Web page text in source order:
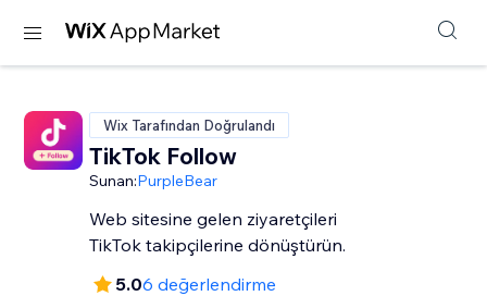
Wix Tarafından Doğrulandı
TikTok Follow
Sunan:PurpleBear
Web sitesine gelen ziyaretçileri
TikTok takipçilerine dönüştürün.
5.06 değerlendirme